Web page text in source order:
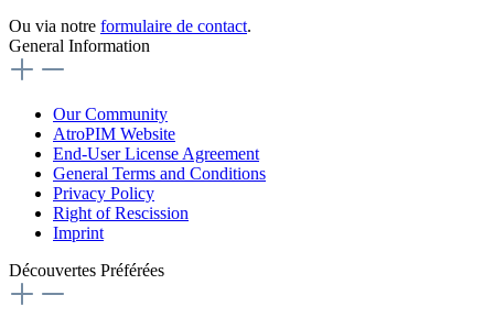
Ou via notre formulaire de contact.
General Information
Our Community
AtroPIM Website
End-User License Agreement
General Terms and Conditions
Privacy Policy
Right of Rescission
Imprint
Découvertes Préférées